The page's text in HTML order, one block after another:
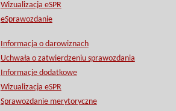
Wizualizacja eSPR
eSprawozdanie
Informacja o darowiznach
Uchwała o zatwierdzeniu sprawozdania
Informacje dodatkowe
Wizualizacja eSPR
Sprawozdanie merytoryczne